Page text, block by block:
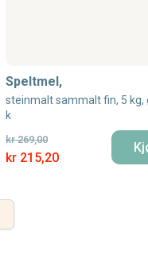
Speltmel,
steinmalt sammalt fin, 5 kg,
k
Special Price
kr 215,20
kr 269,00